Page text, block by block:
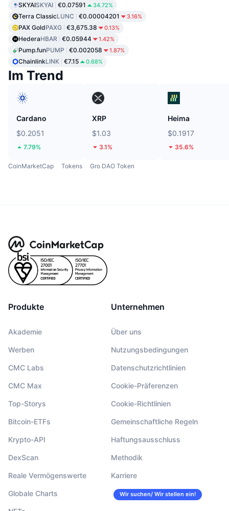
SKYAISKYAI €0.07591 34.72%
Terra ClassicLUNC €0.00004201 3.16%
PAX GoldPAXG €3,675.38 0.13%
HederaHBAR €0.05944 1.42%
Pump.funPUMP €0.002058 1.87%
ChainlinkLINK €7.15 0.68%
Im Trend
Cardano
$0.2051
7.79%
XRP
$1.03
3.1%
Heima
$0.1917
35.6%
CoinMarketCap Tokens Gro DAO Token
Produkte
Akademie
Werben
CMC Labs
CMC Max
Top-Storys
Bitcoin-ETFs
Krypto-API
DexScan
Reale Vermögenswerte
Globale Charts
Unternehmen
Über uns
Nutzungsbedingungen
Datenschutzrichtlinien
Cookie-Präferenzen
Cookie-Richtlinien
Gemeinschaftliche Regeln
Haftungsausschluss
Methodik
Karriere
Wir suchen/ Wir stellen ein!